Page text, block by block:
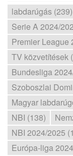
labdarúgás (239)
Serie A 2024/
Premier League
TV közvetítések
Bundesliga
Szoboszlai
Magyar
NBI (138)
NBI 2024/2025
Európa-liga